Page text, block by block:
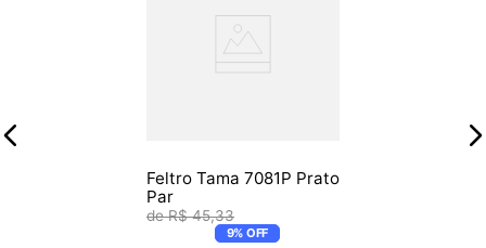
Feltro Tama 7081P Prato
Par
R$ 45,33
9% OFF